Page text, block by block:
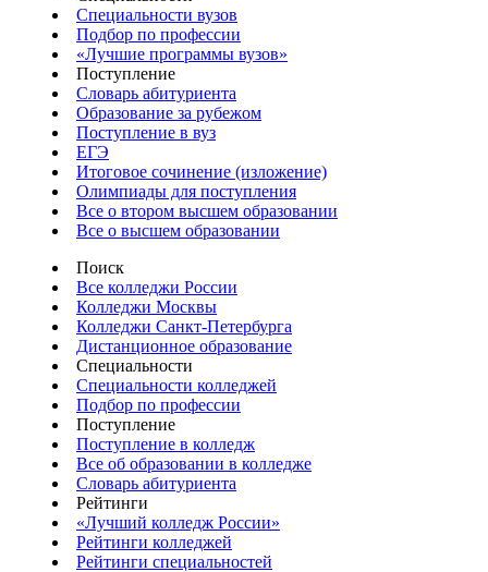
Специальности вузов
Подбор по профессии
«Лучшие программы вузов»
Поступление
Словарь абитуриента
Образование за рубежом
Поступление в вуз
ЕГЭ
Итоговое сочинение (изложение)
Олимпиады для поступления
Все о втором высшем образовании
Все о высшем образовании
Поиск
Все колледжи России
Колледжи Москвы
Колледжи Санкт-Петербурга
Дистанционное образование
Специальности
Специальности колледжей
Подбор по профессии
Поступление
Поступление в колледж
Все об образовании в колледже
Словарь абитуриента
Рейтинги
«Лучший колледж России»
Рейтинги колледжей
Рейтинги специальностей